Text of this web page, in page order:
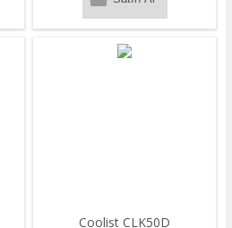
Coolist CLK50D